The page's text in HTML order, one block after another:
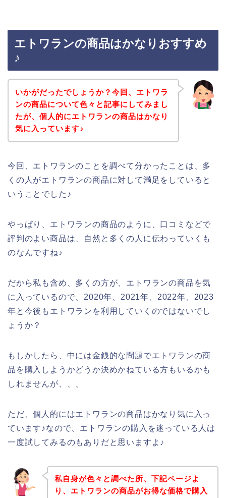
エトワランの商品はかなりおすすめ
♪
いかがだったでしょうか？今回、エトワラ
ンの商品について色々と記事にしてみまし
たが、個人的にエトワランの商品はかなり
気に入っています♪
今回、エトワランのことを調べて分かったことは、多
くの人がエトワランの商品に対して満足をしていると
いうことでした♪
やっぱり、エトワランの商品のように、口コミなどで
評判のよい商品は、自然と多くの人に伝わっていくも
のなんですね♪
だから私も含め、多くの方が、エトワランの商品を気
に入っているので、2020年、2021年、2022年、2023
年と今後もエトワランを利用していくのではないでし
ょうか？
もしかしたら、中には金銭的な問題でエトワランの商
品を購入しようかどうか決めかねている方もいるかも
しれませんが、、、
ただ、個人的にはエトワランの商品はかなり気に入っ
ています♪なので、エトワランの購入を迷っている人は
一度試してみるのもありだと思いますよ♪
私自身が色々と調べた所、下記ページよ
り、エトワランの商品がお得な価格で購入